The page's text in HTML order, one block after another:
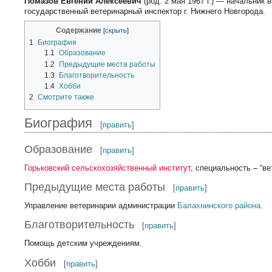
государственный ветеринарный инспектор г. Нижнего Новгорода.
Содержание
1
Биография
1.1 Образование
1.2
Предыдущие места работы
1.3
Благотворительность
1.4 Хобби
2 Смотрите также
Биография [править]
Образование [править]
Горьковский сельскохозяйственный институт, специальность –
Предыдущие места работы [править]
Управление ветеринарии администрации Балахнинского района
Благотворительность [править]
Помощь детским учреждениям.
Хобби [править]